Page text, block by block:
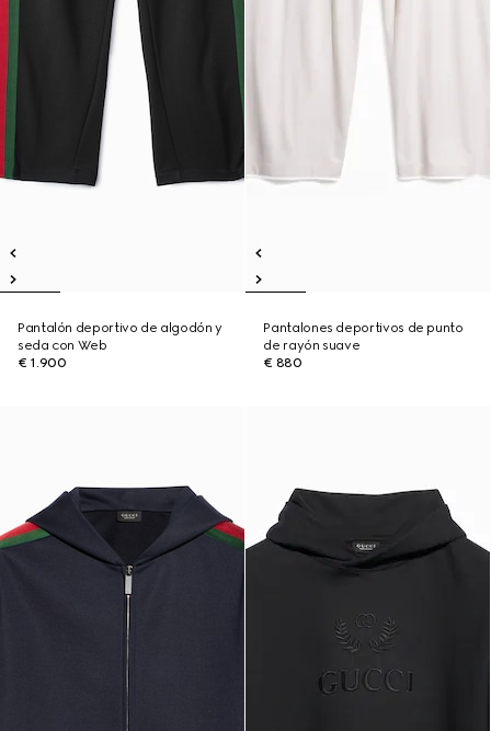
Pantalón deportivo de algodón y
seda con Web
€ 1.900
Pantalones deportivos de punto
de rayón suave
€ 880